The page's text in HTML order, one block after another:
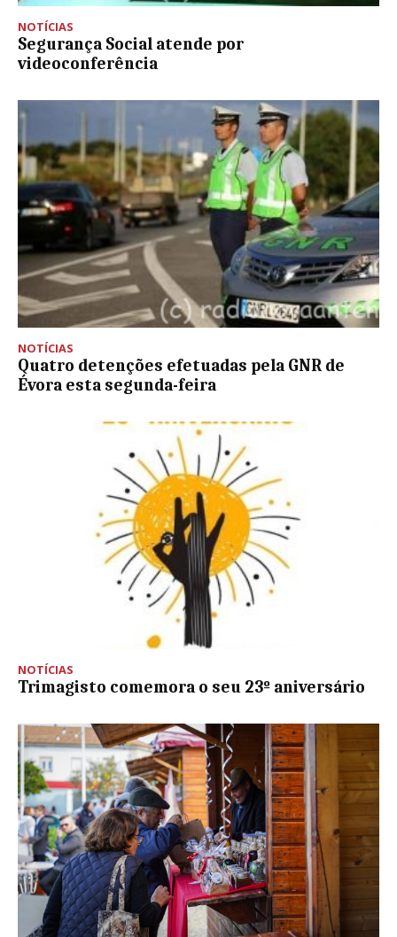
NOTÍCIAS
Segurança Social atende por
videoconferência
NOTÍCIAS
Quatro detenções efetuadas pela GNR de
Évora esta segunda-feira
NOTÍCIAS
Trimagisto comemora o seu 23º aniversário